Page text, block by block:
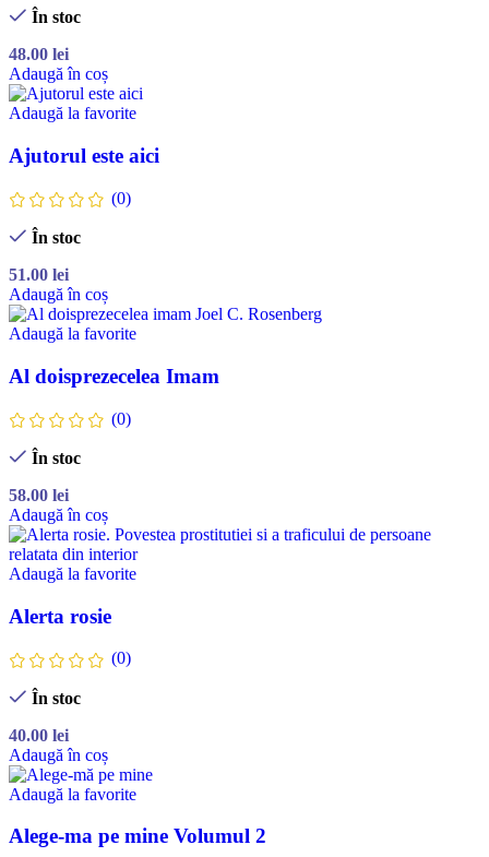
În stoc
48.00 lei
Adaugă în coș
Adaugă la favorite
Ajutorul este aici
(0)
În stoc
51.00 lei
Adaugă în coș
Adaugă la favorite
Al doisprezecelea Imam
(0)
În stoc
58.00 lei
Adaugă în coș
Adaugă la favorite
Alerta rosie
(0)
În stoc
40.00 lei
Adaugă în coș
Adaugă la favorite
Alege-ma pe mine Volumul 2